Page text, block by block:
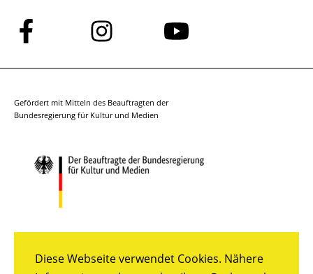
Diese Webseite verwendet Cookies. Nähere
Folge
uns
auf
Folge
uns
auf
Folge
auf
Gefördert mit Mitteln des Beauftragten der
Bundesregierung für Kultur und Medien